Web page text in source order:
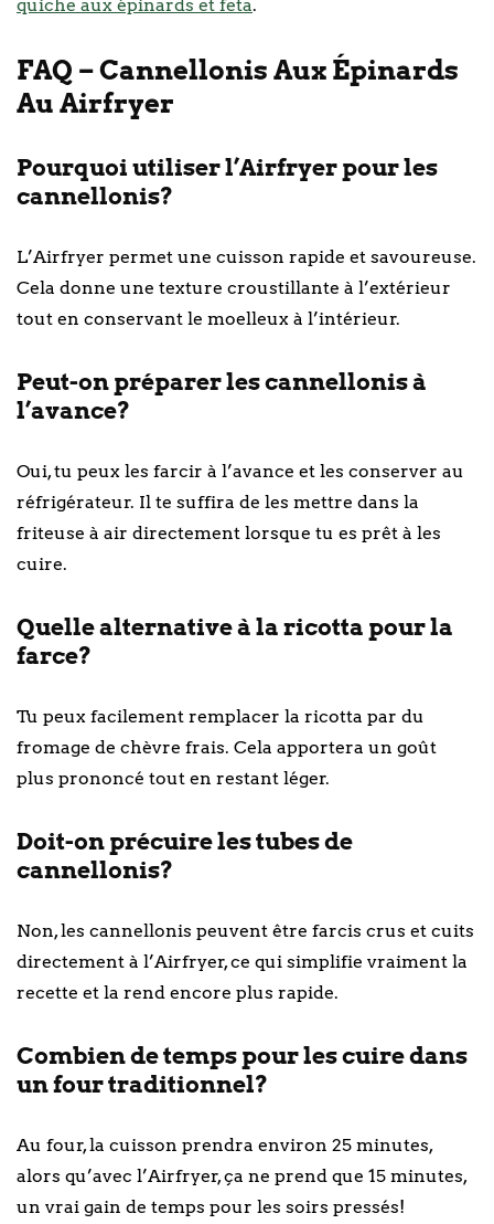
quiche aux épinards et feta.
FAQ – Cannellonis Aux Épinards
Au Airfryer
Pourquoi utiliser l’Airfryer pour les
cannellonis?
L’Airfryer permet une cuisson rapide et savoureuse.
Cela donne une texture croustillante à l’extérieur
tout en conservant le moelleux à l’intérieur.
Peut-on préparer les cannellonis à
l’avance?
Oui, tu peux les farcir à l’avance et les conserver au
réfrigérateur. Il te suffira de les mettre dans la
friteuse à air directement lorsque tu es prêt à les
cuire.
Quelle alternative à la ricotta pour la
farce?
Tu peux facilement remplacer la ricotta par du
fromage de chèvre frais. Cela apportera un goût
plus prononcé tout en restant léger.
Doit-on précuire les tubes de
cannellonis?
Non, les cannellonis peuvent être farcis crus et cuits
directement à l’Airfryer, ce qui simplifie vraiment la
recette et la rend encore plus rapide.
Combien de temps pour les cuire dans
un four traditionnel?
Au four, la cuisson prendra environ 25 minutes,
alors qu’avec l’Airfryer, ça ne prend que 15 minutes,
un vrai gain de temps pour les soirs pressés!